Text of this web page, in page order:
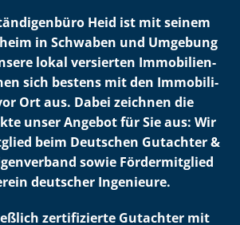
Heid ist mit seinem
in Schwaben und Umgebung
lokal versierten Im­mo­bi­li­en­
sich bestens mit den Im­mo­bi­li­
Ort aus. Dabei zeichnen die
unser Angebot für Sie aus: Wir
beim Deutschen Gutachter &
sowie Fördermitglied
deutscher Ingenieure.
zertifizierte Gutachter mit